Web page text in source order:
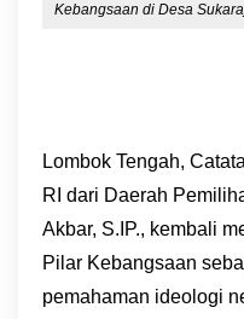
Kebangsaan di Desa
Lombok Tengah,
RI dari Daerah
Akbar, S.IP., kembali
Pilar Kebangsaan
pemahaman ideologi